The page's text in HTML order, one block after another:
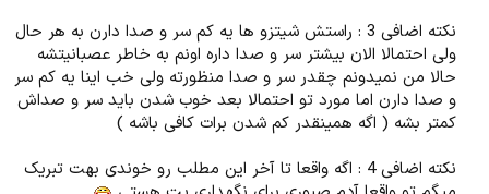
نکته اضافی 3 : راستش شیتزو ها یه کم سر و صدا دارن به هر حال
ولی احتمالا الان بیشتر سر و صدا داره اونم به خاطر عصبانیتشه
حالا من نمیدونم چقدر سر و صدا منظورته ولی خب اینا یه کم سر
و صدا دارن اما مورد تو احتمالا بعد خوب شدن باید سر و صداش
کمتر بشه ( اگه همینقدر کم شدن برات کافی باشه )​
نکته اضافی 4 : اگه واقعا تا آخر این مطلب رو خوندی بهت تبریک